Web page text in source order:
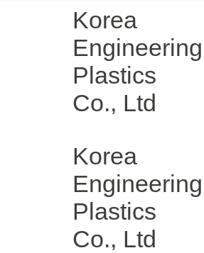
Korea
Engineering
Plastics
Co., Ltd
Korea
Engineering
Plastics
Co., Ltd